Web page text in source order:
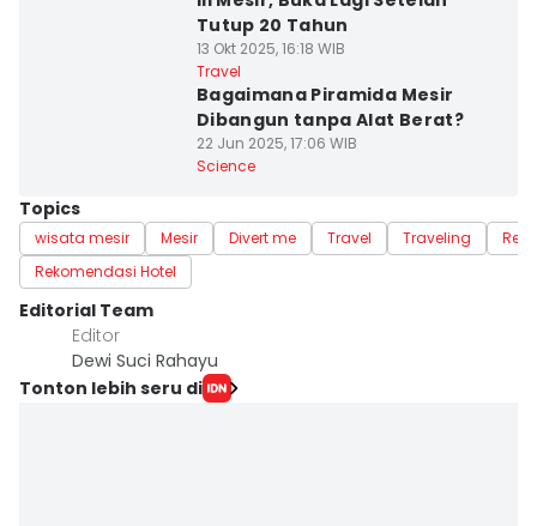
Tutup 20 Tahun
13 Okt 2025, 16:18 WIB
Travel
Bagaimana Piramida Mesir
Dibangun tanpa Alat Berat?
22 Jun 2025, 17:06 WIB
Science
Topics
wisata mesir Mesir Divert me Travel Traveling
Rekomendasi Hotel
Editorial Team
Editor
Dewi Suci Rahayu
Tonton lebih seru di